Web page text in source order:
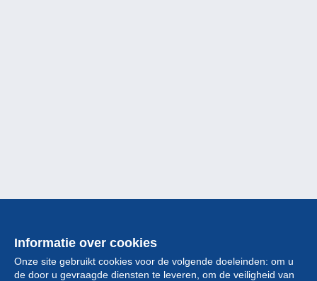
Informatie over cookies
Onze site gebruikt cookies voor de volgende doeleinden: om u
de door u gevraagde diensten te leveren, om de veiligheid van